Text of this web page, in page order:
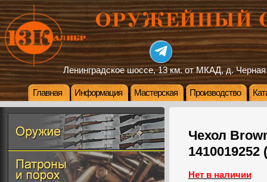
Ленинградское шоссе, 13 км. от МКАД, д. Черная
Главная Информация Мастерская Производство
Чехол
1410019252
Нет в наличии